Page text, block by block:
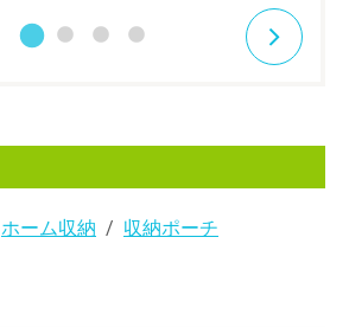
ホーム収納 収納ポーチ